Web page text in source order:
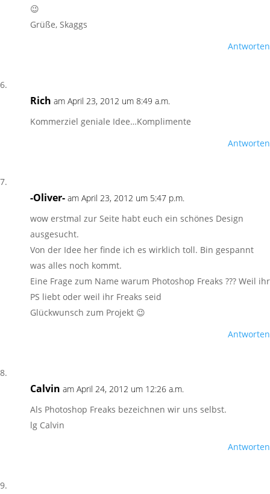
😉
Grüße, Skaggs
Antworten
Rich am April 23, 2012 um 8:49 a.m.
Kommerziel geniale Idee…Komplimente
Antworten
-Oliver- am April 23, 2012 um 5:47 p.m.
wow erstmal zur Seite habt euch ein schönes Design
ausgesucht.
Von der Idee her finde ich es wirklich toll. Bin gespannt
was alles noch kommt.
Eine Frage zum Name warum Photoshop Freaks ??? Weil ihr
PS liebt oder weil ihr Freaks seid
Glückwunsch zum Projekt 😉
Antworten
Calvin am April 24, 2012 um 12:26 a.m.
Als Photoshop Freaks bezeichnen wir uns selbst.
lg Calvin
Antworten